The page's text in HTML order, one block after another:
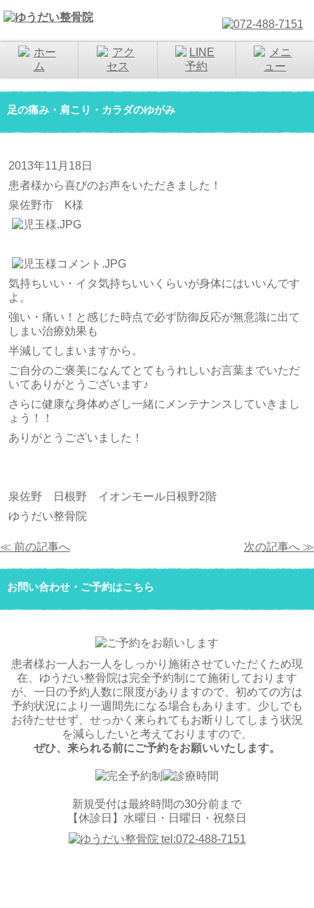
足の痛み・肩こり・カラダのゆがみ
2013年11月18日
患者様から喜びのお声をいただきました！
泉佐野市 K様
気持ちいい・イタ気持ちいいくらいが身体にはいいんです
よ。
強い・痛い！と感じた時点で必ず防御反応が無意識に出て
しまい治療効果も
半減してしまいますから。
ご自分のご褒美になんてとてもうれしいお言葉までいただ
いてありがとうございます♪
さらに健康な身体めざし一緒にメンテナンスしていきまし
ょう！！
ありがとうございました！
泉佐野 日根野 イオンモール日根野2階
ゆうだい整骨院
≪ 前の記事へ 次の記事へ ≫
お問い合わせ・ご予約はこちら
患者様お一人お一人をしっかり施術させていただくため現
在、ゆうだい整骨院は完全予約制にて施術しております
が、一日の予約人数に限度がありますので、初めての方は
予約状況により一週間先になる場合もあります。少しでも
お待たせせず、せっかく来られてもお断りしてしまう状況
を減らしたいと考えておりますので、
ぜひ、来られる前にご予約をお願いいたします。
新規受付は最終時間の30分前まで
【休診日】水曜日・日曜日・祝祭日